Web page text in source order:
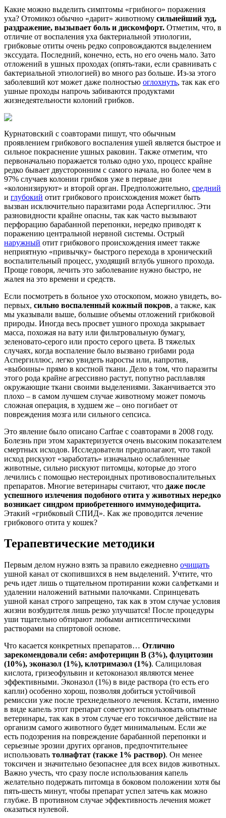
Какие можно выделить симптомы «грибного» поражения
уха? Отомикоз обычно «дарит» животному сильнейший зуд,
раздражение, вызывает боль и дискомфорт. Отметим, что, в
отличие от воспаления уха бактериальной этиологии,
грибковые отиты очень редко сопровождаются выделением
экссудата. Последний, конечно, есть, но его очень мало. Зато
отложений в ушных проходах (опять-таки, если сравнивать с
бактериальной этиологией) во много раз больше. Из-за этого
заболевший кот может даже полностью оглохнуть, так как его
ушные проходы напрочь забиваются продуктами
жизнедеятельности колоний грибков.
Курнатовский с соавторами пишут, что обычным
проявлением грибкового воспаления ушей является быстрое и
сильное покраснение ушных раковин. Также отметим, что
первоначально поражается только одно ухо, процесс крайне
редко бывает двусторонним с самого начала, но более чем в
97% случаев колонии грибков уже в первые дни
«колонизируют» и второй орган. Предположительно, средний
и глубокий отит грибкового происхождения может быть
вызван исключительно паразитами рода Аспергиллюс. Эти
разновидности крайне опасны, так как часто вызывают
перфорацию барабанной перепонки, нередко приводят к
поражению центральной нервной системы. Острый
наружный отит грибкового происхождения имеет также
неприятную «привычку» быстрого перехода в хронический
воспалительный процесс, уходящий вглубь ушного прохода.
Проще говоря, лечить это заболевание нужно быстро, не
жалея на это времени и средств.
Если посмотреть в больное ухо отоскопом, можно увидеть, во-
первых, сильно воспаленный кожный покров, а также, как
мы указывали выше, большие объемы отложений грибковой
природы. Иногда весь просвет ушного прохода закрывает
масса, похожая на вату или фильтровальную бумагу,
зеленовато-серого или просто серого цвета. В тяжелых
случаях, когда воспаление было вызвано грибами рода
Аспергиллюс, легко увидеть наросты или, напротив,
«выбоины» прямо в костной ткани. Дело в том, что паразиты
этого рода крайне агрессивно растут, попутно расплавляя
окружающие ткани своими выделениями. Заканчивается это
плохо – в самом лучшем случае животному может помочь
сложная операция, в худшем же – оно погибает от
повреждения мозга или сильного сепсиса.
Это явление было описано Carfrae с соавторами в 2008 году.
Болезнь при этом характеризуется очень высоким показателем
смертных исходов. Исследователи предполагают, что такой
исход рискуют «заработать» изначально ослабленные
животные, сильно рискуют питомцы, которые до этого
лечились с помощью нестероидных противовоспалительных
препаратов. Многие ветеринары считают, что даже после
успешного излечения подобного отита у животных нередко
возникает синдром приобретенного иммунодефицита.
Этакий «грибковый СПИД». Как же проводится лечение
грибкового отита у кошек?
Терапевтические методики
Первым делом нужно взять за правило ежедневно очищать
ушной канал от скопившихся в нем выделений. Учтите, что
речь идет лишь о тщательном протирании кожи салфетками и
удалении наложений ватными палочками. Спринцевать
ушной канал строго запрещено, так как в этом случае условия
жизни возбудителя лишь резко улучшатся! После процедуры
уши тщательно обтирают любыми антисептическими
растворами на спиртовой основе.
Что касается конкретных препаратов… Отлично
зарекомендовали себя: амфотерицин B (3%), флуцитозин
(10%), эконазол (1%), клотримазол (1%). Салициловая
кислота, гризеофульвин и кетоконазол являются менее
эффективными. Эконазол (1%) в виде раствора (то есть его
капли) особенно хорош, позволяя добиться устойчивой
ремиссии уже после трехнедельного лечения. Кстати, именно
в виде капель этот препарат советуют использовать опытные
ветеринары, так как в этом случае его токсичное действие на
организм самого животного будет минимальным. Если же
есть подозрения на повреждение барабанной перепонки и
серьезные эрозии других органов, предпочтительнее
использовать толнафтат (также 1% раствор). Он менее
токсичен и значительно безопаснее для всех видов животных.
Важно учесть, что сразу после использования капель
желательно подержать питомца в боковом положении хотя бы
пять-шесть минут, чтобы препарат успел затечь как можно
глубже. В противном случае эффективность лечения может
оказаться нулевой.